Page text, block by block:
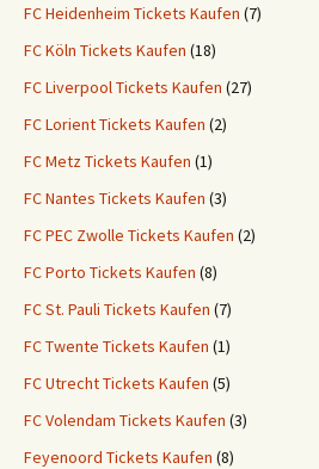
FC Heidenheim Tickets Kaufen (7)
FC Köln Tickets Kaufen (18)
FC Liverpool Tickets Kaufen (27)
FC Lorient Tickets Kaufen (2)
FC Metz Tickets Kaufen (1)
FC Nantes Tickets Kaufen (3)
FC PEC Zwolle Tickets Kaufen (2)
FC Porto Tickets Kaufen (8)
FC St. Pauli Tickets Kaufen (7)
FC Twente Tickets Kaufen (1)
FC Utrecht Tickets Kaufen (5)
FC Volendam Tickets Kaufen (3)
Feyenoord Tickets Kaufen (8)